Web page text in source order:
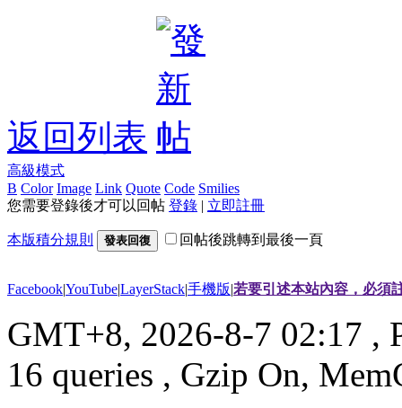
返回列表
高級模式
B Color Image Link Quote Code Smilies
您需要登錄後才可以回帖 登錄 | 立即註冊
本版積分規則 發表回復 回帖後跳轉到最後一頁
Facebook|YouTube|LayerStack|手機版|若要引述本站內容，必須
GMT+8, 2026-8-7 02:17 ,
16 queries , Gzip On,